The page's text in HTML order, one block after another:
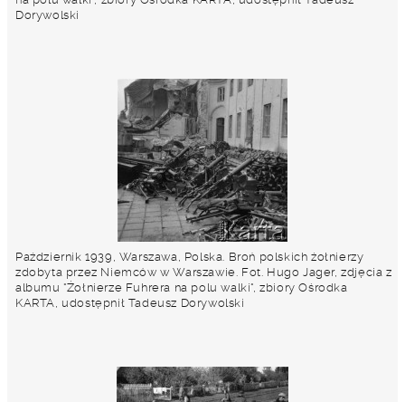
Dorywolski
Październik 1939, Warszawa, Polska. Broń polskich żołnierzy
zdobyta przez Niemców w Warszawie. Fot. Hugo Jager, zdjęcia z
albumu "Żołnierze Fuhrera na polu walki", zbiory Ośrodka
KARTA, udostępnił Tadeusz Dorywolski